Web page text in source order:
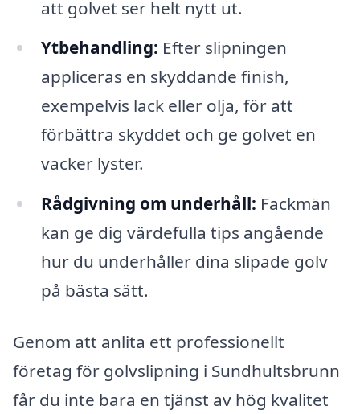
att golvet ser helt nytt ut.
Ytbehandling: Efter slipningen
appliceras en skyddande finish,
exempelvis lack eller olja, för att
förbättra skyddet och ge golvet en
vacker lyster.
Rådgivning om underhåll: Fackmän
kan ge dig värdefulla tips angående
hur du underhåller dina slipade golv
på bästa sätt.
Genom att anlita ett professionellt
företag för golvslipning i Sundhultsbrunn
får du inte bara en tjänst av hög kvalitet